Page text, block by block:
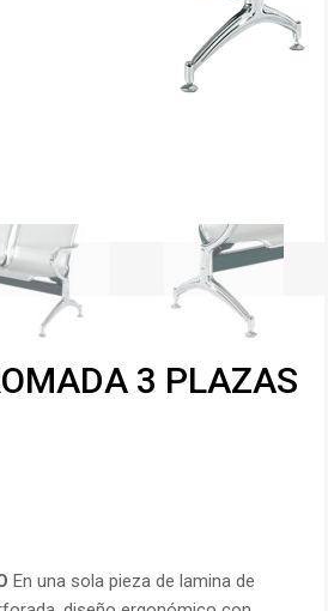
3 PLAZAS
En una sola pieza de lamina de